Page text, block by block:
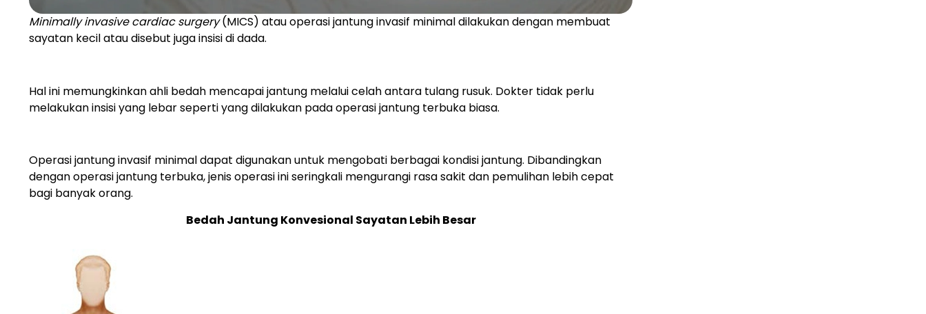
Minimally invasive cardiac surgery(MICS) atau operasi jantung invasif minimal dilakukan dengan membuat
sayatan kecil atau disebut juga insisi di dada.
Hal ini memungkinkan ahli bedah mencapai jantung melalui celah antara tulang rusuk. Dokter tidak perlu
melakukan insisi yang lebar seperti yang dilakukan pada operasi jantung terbuka biasa.
Operasi jantung invasif minimal dapat digunakan untuk mengobati berbagai kondisi jantung. Dibandingkan
dengan operasi jantung terbuka, jenis operasi ini seringkali mengurangi rasa sakit dan pemulihan lebih cepat
bagi banyak orang.
Bedah Jantung Konvesional Sayatan Lebih Besar